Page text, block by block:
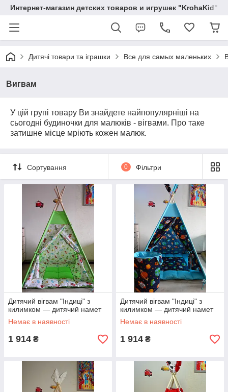
Интернет-магазин детских товаров и игрушек "KrohaKid"
Дитячі товари та іграшки Все для самых маленьких
Вигвам
У цій групі товару Ви знайдете найпопулярніші на
сьогодні будиночки для малюків - вігвами. Про таке
затишне місце мріють кожен малюк.
Сортування 0 Фільтри
Дитячий вігвам "Індиці" з
килимком — дитячий намет
Немає в наявності
1 914 ₴
Дитячий вігвам "Індиці" з
килимком — дитячий намет
Немає в наявності
1 914 ₴